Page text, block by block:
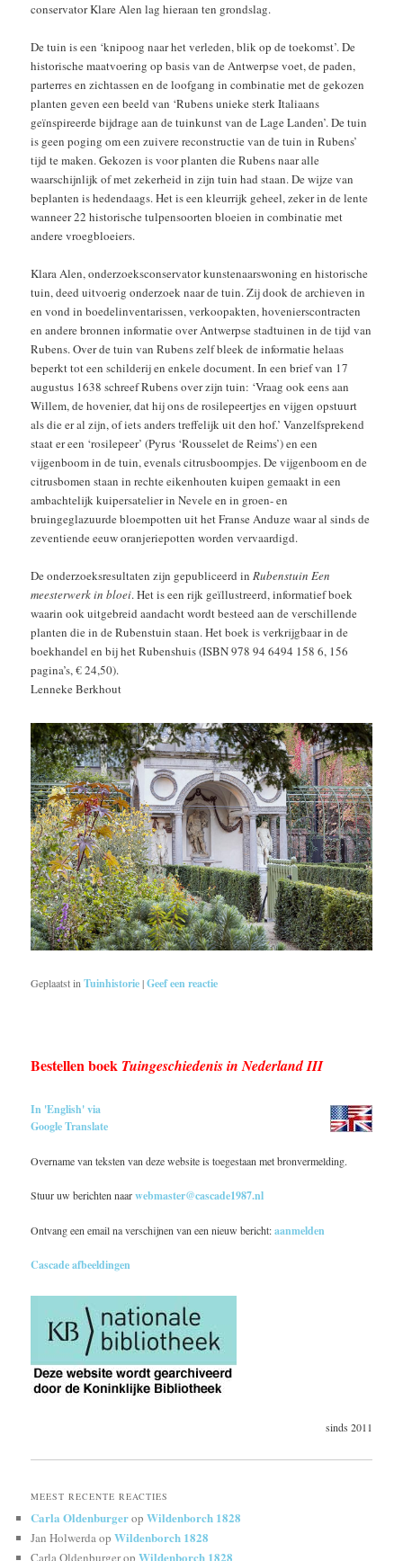
conservator Klare Alen lag hieraan ten grondslag.
De tuin is een ‘knipoog naar het verleden, blik op de toekomst’. De
historische maatvoering op basis van de Antwerpse voet, de paden,
parterres en zichtassen en de loofgang in combinatie met de gekozen
planten geven een beeld van ‘Rubens unieke sterk Italiaans
geïnspireerde bijdrage aan de tuinkunst van de Lage Landen’. De tuin
is geen poging om een zuivere reconstructie van de tuin in Rubens’
tijd te maken. Gekozen is voor planten die Rubens naar alle
waarschijnlijk of met zekerheid in zijn tuin had staan. De wijze van
beplanten is hedendaags. Het is een kleurrijk geheel, zeker in de lente
wanneer 22 historische tulpensoorten bloeien in combinatie met
andere vroegbloeiers.
Klara Alen, onderzoeksconservator kunstenaarswoning en historische
tuin, deed uitvoerig onderzoek naar de tuin. Zij dook de archieven in
en vond in boedelinventarissen, verkoopakten, hovenierscontracten
en andere bronnen informatie over Antwerpse stadtuinen in de tijd van
Rubens. Over de tuin van Rubens zelf bleek de informatie helaas
beperkt tot een schilderij en enkele document. In een brief van 17
augustus 1638 schreef Rubens over zijn tuin: ‘Vraag ook eens aan
Willem, de hovenier, dat hij ons de rosilepeertjes en vijgen opstuurt
als die er al zijn, of iets anders treffelijk uit den hof.’ Vanzelfsprekend
staat er een ‘rosilepeer’ (Pyrus ‘Rousselet de Reims’) en een
vijgenboom in de tuin, evenals citrusboompjes. De vijgenboom en de
citrusbomen staan in rechte eikenhouten kuipen gemaakt in een
ambachtelijk kuipersatelier in Nevele en in groen- en
bruingeglazuurde bloempotten uit het Franse Anduze waar al sinds de
zeventiende eeuw oranjeriepotten worden vervaardigd.
De onderzoeksresultaten zijn gepubliceerd inRubenstuin Een
meesterwerk in bloei. Het is een rijk geïllustreerd, informatief boek
waarin ook uitgebreid aandacht wordt besteed aan de verschillende
planten die in de Rubenstuin staan. Het boek is verkrijgbaar in de
boekhandel en bij het Rubenshuis (ISBN 978 94 6494 158 6, 156
pagina’s, € 24,50).
Lenneke Berkhout
Geplaatst in Tuinhistorie|Geef een reactie
Bestellen boek Tuingeschiedenis in Nederland III
In 'English' via
Google Translate
Overname van teksten van deze website is toegestaan met bronvermelding.
Stuur uw berichten naarwebmaster@cascade1987.nl
Ontvang een email na verschijnen van een nieuw bericht:aanmelden
Cascade afbeeldingen
sinds 2011
MEEST RECENTE REACTIES
Carla OldenburgeropWildenborch 1828
Jan HolwerdaopWildenborch 1828
Carla OldenburgeropWildenborch 1828